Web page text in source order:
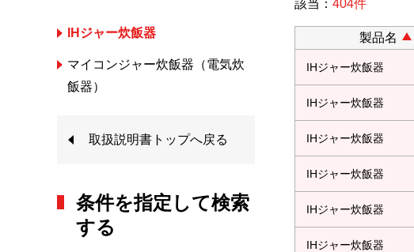
IHジャー炊飯器
マイコンジャー炊飯器（電気炊
飯器）
取扱説明書トップへ戻る
条件を指定して検索
する
該当： 404件
製品名
IHジャー炊飯器
IHジャー炊飯器
IHジャー炊飯器
IHジャー炊飯器
IHジャー炊飯器
IHジャー炊飯器